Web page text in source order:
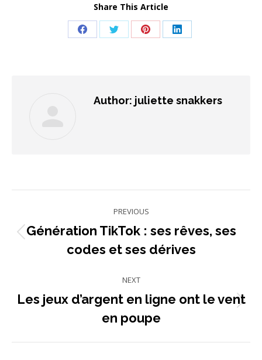
Share This Article
Share Share Share Share
Author: juliette snakkers
navigation
PREVIOUS
Previous
post:
Génération TikTok : ses rêves, ses
codes et ses dérives
NEXT
Next
post:
Les jeux d’argent en ligne ont le vent
en poupe